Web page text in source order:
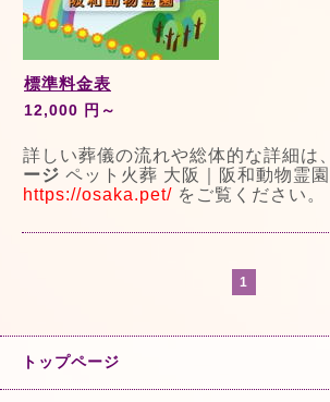
標準料金表
12,000 円～
詳しい葬儀の流れや総体的な詳細は、
ージ ペット火葬 大阪｜阪和動物霊園
https://osaka.pet/ をご覧ください。
1
トップページ